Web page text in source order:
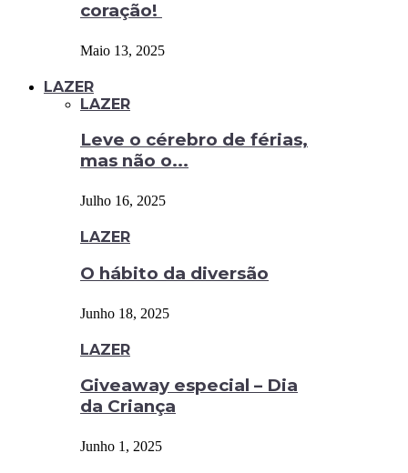
coração!
Maio 13, 2025
LAZER
LAZER
Leve o cérebro de férias,
mas não o...
Julho 16, 2025
LAZER
O hábito da diversão
Junho 18, 2025
LAZER
Giveaway especial – Dia
da Criança
Junho 1, 2025